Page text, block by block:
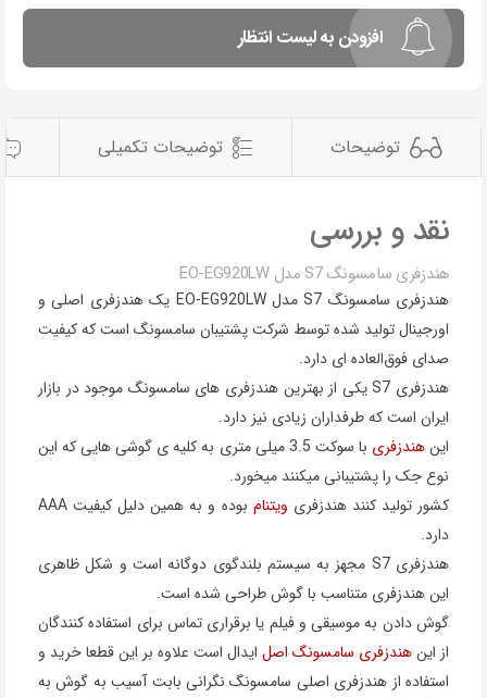
افزودن به لیست انتظار
توضیحات توضیحات تکمیلی
نقد و بررسی
هندزفری سامسونگ S7 مدل EO-EG920LW
هندزفری سامسونگ S7 مدل EO-EG920LW یک هندزفری اصلی و
اورجینال تولید شده توسط شرکت پشتیبان سامسونگ است که کیفیت
صدای فوق‌العاده ای دارد.
هندزفری S7 یکی از بهترین هندزفری های سامسونگ موجود در بازار
ایران است که طرفداران زیادی نیز دارد.
اینهندزفری
با سوکت 3.5 میلی متری به کلیه ی گوشی هایی که این
نوع جک را پشتیبانی میکنند میخورد.
کشور تولید کنند هندزفری ویتنام
بوده و به همین دلیل کیفیت AAA
دارد.
هندزفری S7 مجهز به سیستم بلندگوی دوگانه است و شکل ظاهری
این هندزفری متناسب با گوش طراحی شده است.
گوش دادن به موسیقی و فیلم یا برقراری تماس برای استفاده کنندگان
از اینهندزفری سامسونگ اصل ایدال است علاوه بر این قطعا خرید و
استفاده از هندزفری اصلی سامسونگ نگرانی بابت آسیب به گوش به